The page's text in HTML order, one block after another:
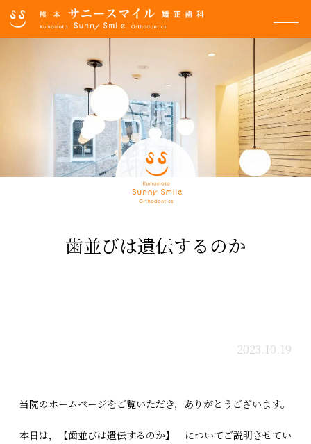
歯並びは遺伝するのか
2023.10.19
当院のホームページをご覧いただき，ありがとうございます。
本日は，【歯並びは遺伝するのか】 についてご説明させてい